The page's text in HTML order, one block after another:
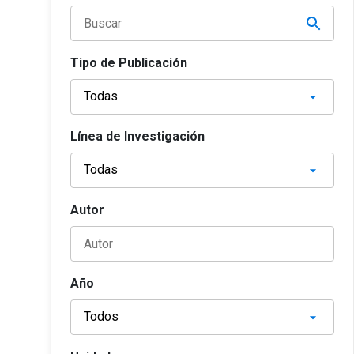
Tipo de Publicación
Línea de Investigación
Autor
Año